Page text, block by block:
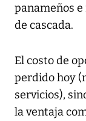
panameños
de cascada.
El costo de
perdido hoy
servicios),
la ventaja